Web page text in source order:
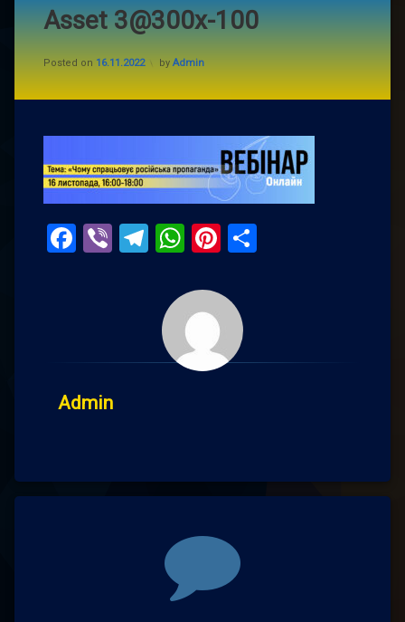
Asset 3@300x-100
Posted on 16.11.2022 by Admin
Facebook
ViberTelegram
WhatsApp
Pinterest
Admin